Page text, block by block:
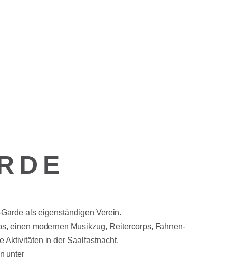
als eigenständigen Verein.
einen modernen Musikzug, Reitercorps, Fahnen-
Aktivitäten in der Saalfastnacht.
unter